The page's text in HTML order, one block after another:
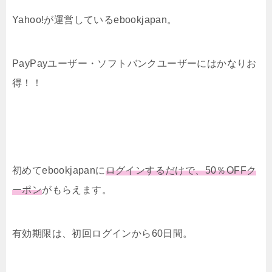
Yahoo!が運営しているebookjapan。
PayPayユーザー・ソフトバンクユーザーにはかなりお
得！！
初めてebookjapanにログインするだけで、50％OFFク
ーポンがもらえます。
有効期限は、初回ログインから60日間。